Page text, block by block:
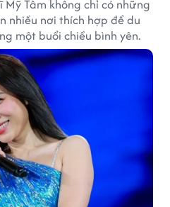
Tâm không chỉ có những
nhiều nơi thích hợp để du
một buổi chiều bình yên.